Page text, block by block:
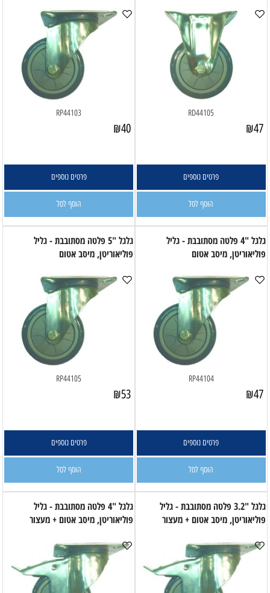
RD44105
₪47
פרטים נוספים
הוסף לסל
RP44103
₪40
פרטים נוספים
הוסף לסל
גלגל "4 פלטה מסתובבת - גליל
פוליאוריטן, מיסב אטום
RP44104
₪47
פרטים נוספים
הוסף לסל
גלגל "5 פלטה מסתובבת - גליל
פוליאוריטן, מיסב אטום
RP44105
₪53
פרטים נוספים
הוסף לסל
גלגל "3.2 פלטה מסתובבת - גליל
פוליאוריטן, מיסב אטום + מעצור
גלגל "4 פלטה מסתובבת - גליל
פוליאוריטן, מיסב אטום + מעצור